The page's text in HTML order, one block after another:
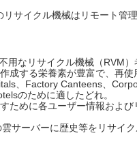
サイクル機械はリモート管
用なリサイクル機械（RVM
成する栄養素が豊富で、再使
、Factory Canteens、
のために適したどれ。
ために各ユーザー情報およ
サーバーに歴史等をリサイ